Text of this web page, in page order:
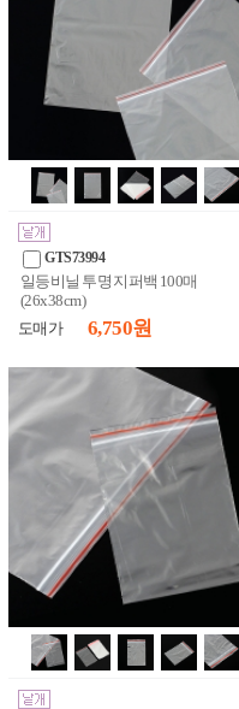
GTS73994
일등비닐 투명 지퍼백 100매
(26x38cm)
도매가
6,750 원